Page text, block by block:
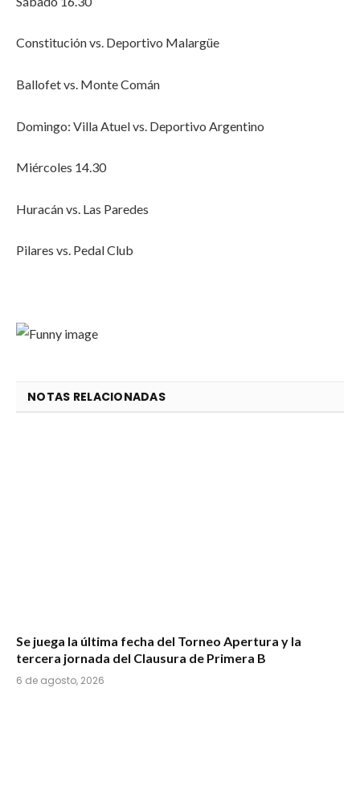
Constitución vs. Deportivo Malargüe
Ballofet vs. Monte Comán
Domingo: Villa Atuel vs. Deportivo Argentino
Miércoles 14.30
Huracán vs. Las Paredes
Pilares vs. Pedal Club
NOTAS RELACIONADAS
Se juega la última fecha del Torneo Apertura y la
tercera jornada del Clausura de Primera B
6 de agosto, 2026